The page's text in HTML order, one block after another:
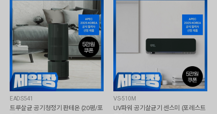
EADS541
트루살균 공기청정기 판테온 (20평/포
VS-510M
UV파워 공기살균기 센스미 (포레스트